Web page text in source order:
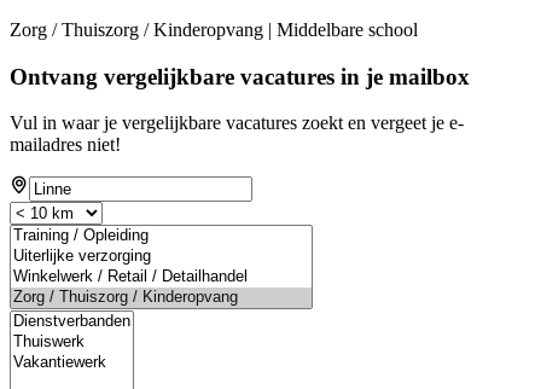
Zorg / Thuiszorg / Kinderopvang | Middelbare school
Ontvang vergelijkbare vacatures in je mailbox
Vul in waar je vergelijkbare vacatures zoekt en vergeet je e-
mailadres niet!